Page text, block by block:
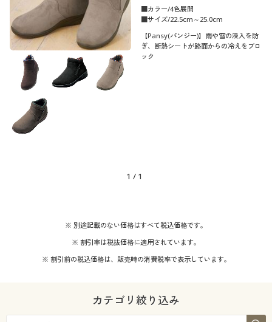
■カラー/4色展開
■サイズ/22.5cm～25.0cm
【Pansy(パンジー)】雨や雪の浸入を防
ぎ、断熱シートが路面からの冷えをブロ
ック
1 / 1
※ 別途記載のない価格はすべて税込価格です。
※ 割引率は税抜価格に適用されています。
※ 割引前の税込価格は、販売時の消費税率で表示しています。
カテゴリ絞り込み